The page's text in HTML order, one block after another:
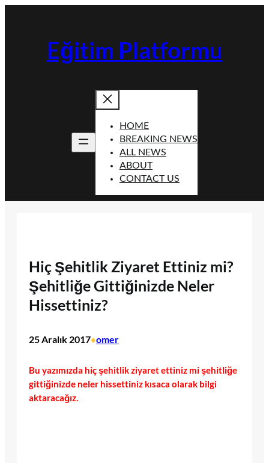
Eğitim Platformu
HOME
BREAKING NEWS
ALL NEWS
ABOUT
CONTACT US
Hiç Şehitlik Ziyaret Ettiniz mi?
Şehitliğe Gittiğinizde Neler
Hissettiniz?
25 Aralık 2017•omer
Bu yazımızda hiç şehitlik ziyaret ettiniz mi şehitliğe
gittiğinizde neler hissettiniz kısaca olarak bilgi
aktaracağız.